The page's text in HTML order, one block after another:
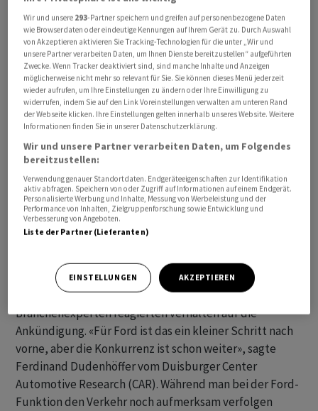
Bei «Blue Cruise» müssen Fahrerinnen und Fahrer den
Verkehr weiter im Blick haben: Schlafen sie ein oder
surfen sie auf dem Smartphone im Internet, erkennt
das eine Infrarotkamera und es erklingt ein Warnton.
Der wird lauter. Reagiert der Fahrer immer noch nicht,
bremst das Auto etwas ab. Zunächst ist die Blue-Cruise-
zu haben, in einigen Wochen können Kunden
entsprechende Bestellungen aufgeben.
In den USA und in Kanada hätten bereits 194 000
Fahrzeuge der Marken Ford und Lincoln insgesamt 175
zurückgelegt, hiess es. Nach Darstellung von Ford
kommen die Nutzer dadurch entspannter ans Ziel.
Branchenexperten reagierten verhalten auf die
Ankündigung. «Für Ford ist das ein kleiner Schritt nach
vorne, aber die Konkurrenz ist schon weiter», sagte
Ferdinand Dudenhöffer vom Duisburger Center
Automotive Research (CAR). Während man bei der Ford-
Funktion den Verkehr noch aufmerksam verfolgen
Wir und unsere 293-Partner speichern und greifen auf personenbezogene Daten
wie Browserdaten oder eindeutige Kennungen auf Ihrem Gerät zu. Durch Auswahl
von Akzeptieren aktivieren Sie Tracking-Technologien für die unter „Wir und
unsere Partner verarbeiten Daten, um Ihnen Dienste bereitzustellen“ aufgeführten
Zwecke. Wenn Tracker deaktiviert sind, sind manche Inhalte und Anzeigen
möglicherweise nicht mehr so relevant für Sie. Sie können dieses Menü jederzeit
wieder aufrufen, um Ihre Einstellungen zu ändern oder Ihre Einwilligung zu
widerrufen, indem Sie auf den Link Voreinstellungen verwalten am unteren Rand
der Webseite klicken. Ihre Einstellungen gelten innerhalb unseres Website. Weitere
Informationen finden Sie in unserer Datenschutzerklärung.
Wir und unsere Partner verarbeiten Daten, um Folgendes
bereitzustellen:
Verwendung genauer Standortdaten. Endgeräteeigenschaften zur Identifikation
aktiv abfragen. Speichern von oder Zugriff auf Informationen auf einem Endgerät.
Personalisierte Werbung und Inhalte, Messung von Werbeleistung und der
Performance von Inhalten, Zielgruppenforschung sowie Entwicklung und
Verbesserung von Angeboten.
Liste der Partner (Lieferanten)
EINSTELLUNGEN AKZEPTIEREN